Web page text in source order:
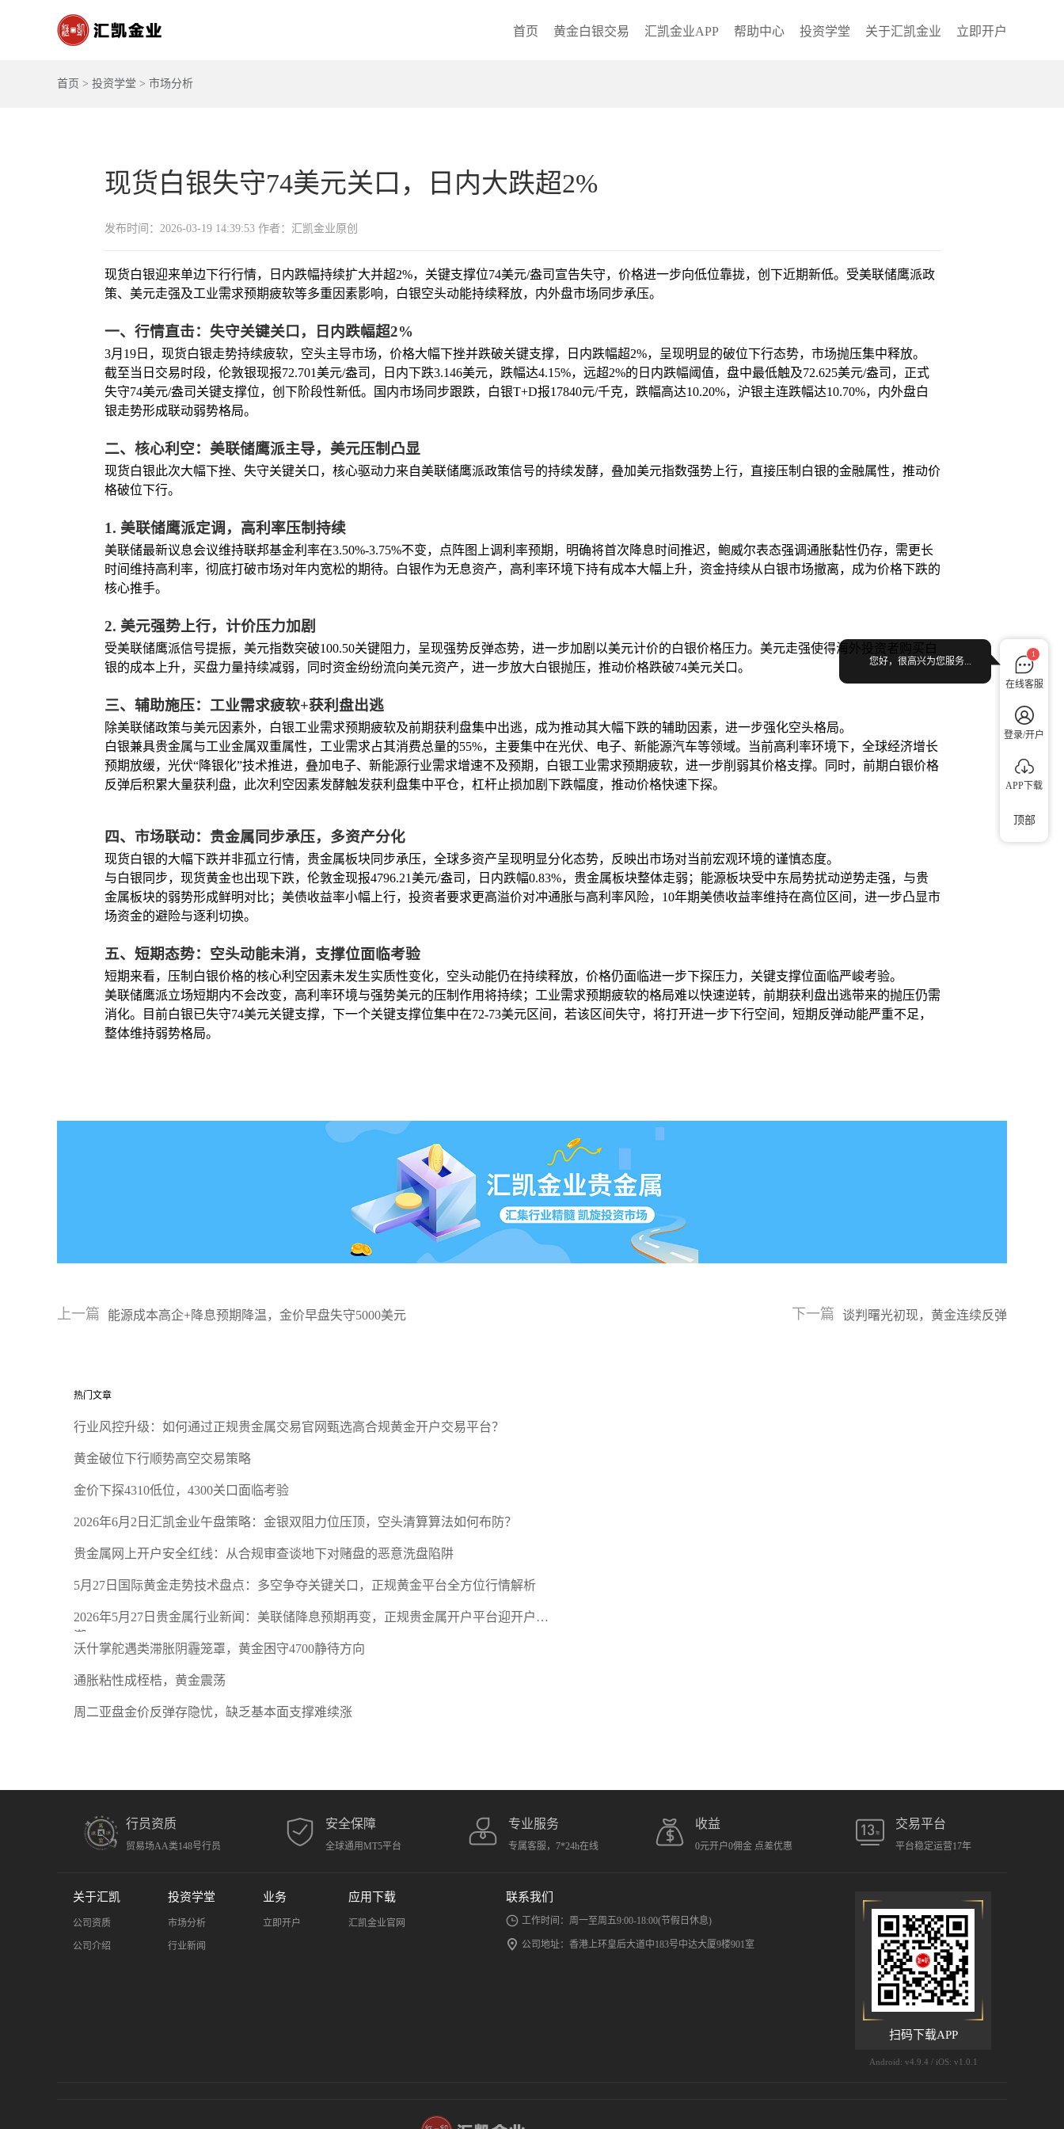
首页 黄金白银交易 汇凯金业APP 帮助中心 投资学堂 关于汇凯金业 立即开户
首页 > 投资学堂 > 市场分析
现货白银失守74美元关口，日内大跌超2%
发布时间：2026-03-19 14:39:53 作者：汇凯金业原创
现货白银迎来单边下行行情，日内跌幅持续扩大并超2%，关键支撑位74美元/盎司宣告失守，价格进一步向低位靠拢，创下近期新低。受美联储鹰派政
策、美元走强及工业需求预期疲软等多重因素影响，白银空头动能持续释放，内外盘市场同步承压。
一、行情直击：失守关键关口，日内跌幅超2%
3月19日，现货白银走势持续疲软，空头主导市场，价格大幅下挫并跌破关键支撑，日内跌幅超2%，呈现明显的破位下行态势，市场抛压集中释放。
截至当日交易时段，伦敦银现报72.701美元/盎司，日内下跌3.146美元，跌幅达4.15%，远超2%的日内跌幅阈值，盘中最低触及72.625美元/盎司，正式
失守74美元/盎司关键支撑位，创下阶段性新低。国内市场同步跟跌，白银T+D报17840元/千克，跌幅高达10.20%，沪银主连跌幅达10.70%，内外盘白
银走势形成联动弱势格局。
二、核心利空：美联储鹰派主导，美元压制凸显
现货白银此次大幅下挫、失守关键关口，核心驱动力来自美联储鹰派政策信号的持续发酵，叠加美元指数强势上行，直接压制白银的金融属性，推动价
格破位下行。
1. 美联储鹰派定调，高利率压制持续
美联储最新议息会议维持联邦基金利率在3.50%-3.75%不变，点阵图上调利率预期，明确将首次降息时间推迟，鲍威尔表态强调通胀黏性仍存，需更长
时间维持高利率，彻底打破市场对年内宽松的期待。白银作为无息资产，高利率环境下持有成本大幅上升，资金持续从白银市场撤离，成为价格下跌的
核心推手。
2. 美元强势上行，计价压力加剧
受美联储鹰派信号提振，美元指数突破100.50关键阻力，呈现强势反弹态势，进一步加剧以美元计价的白银价格压力。美元走强使得海外投资者购买白
银的成本上升，买盘力量持续减弱，同时资金纷纷流向美元资产，进一步放大白银抛压，推动价格跌破74美元关口。
三、辅助施压：工业需求疲软+获利盘出逃
除美联储政策与美元因素外，白银工业需求预期疲软及前期获利盘集中出逃，成为推动其大幅下跌的辅助因素，进一步强化空头格局。
白银兼具贵金属与工业金属双重属性，工业需求占其消费总量的55%，主要集中在光伏、电子、新能源汽车等领域。当前高利率环境下，全球经济增长
预期放缓，光伏“降银化”技术推进，叠加电子、新能源行业需求增速不及预期，白银工业需求预期疲软，进一步削弱其价格支撑。同时，前期白银价格
反弹后积累大量获利盘，此次利空因素发酵触发获利盘集中平仓，杠杆止损加剧下跌幅度，推动价格快速下探。
四、市场联动：贵金属同步承压，多资产分化
现货白银的大幅下跌并非孤立行情，贵金属板块同步承压，全球多资产呈现明显分化态势，反映出市场对当前宏观环境的谨慎态度。
与白银同步，现货黄金也出现下跌，伦敦金现报4796.21美元/盎司，日内跌幅0.83%，贵金属板块整体走弱；能源板块受中东局势扰动逆势走强，与贵
金属板块的弱势形成鲜明对比；美债收益率小幅上行，投资者要求更高溢价对冲通胀与高利率风险，10年期美债收益率维持在高位区间，进一步凸显市
场资金的避险与逐利切换。
五、短期态势：空头动能未消，支撑位面临考验
短期来看，压制白银价格的核心利空因素未发生实质性变化，空头动能仍在持续释放，价格仍面临进一步下探压力，关键支撑位面临严峻考验。
美联储鹰派立场短期内不会改变，高利率环境与强势美元的压制作用将持续；工业需求预期疲软的格局难以快速逆转，前期获利盘出逃带来的抛压仍需
消化。目前白银已失守74美元关键支撑，下一个关键支撑位集中在72-73美元区间，若该区间失守，将打开进一步下行空间，短期反弹动能严重不足，
整体维持弱势格局。
上一篇 能源成本高企+降息预期降温，金价早盘失守5000美元 下一篇 谈判曙光初现，黄金连续反弹
热门文章
行业风控升级：如何通过正规贵金属交易官网甄选高合规黄金开户交易平台？
黄金破位下行顺势高空交易策略
金价下探4310低位，4300关口面临考验
2026年6月2日汇凯金业午盘策略：金银双阻力位压顶，空头清算算法如何布防？
贵金属网上开户安全红线：从合规审查谈地下对赌盘的恶意洗盘陷阱
5月27日国际黄金走势技术盘点：多空争夺关键关口，正规黄金平台全方位行情解析
2026年5月27日贵金属行业新闻：美联储降息预期再变，正规贵金属开户平台迎开户热
潮
沃什掌舵遇类滞胀阴霾笼罩，黄金困守4700静待方向
通胀粘性成桎梏，黄金震荡
周二亚盘金价反弹存隐忧，缺乏基本面支撑难续涨
行员资质
贸易场AA类148号行员
安全保障
全球通用MT5平台
专业服务
专属客服，7*24h在线
收益
0元开户0佣金 点差优惠
交易平台
平台稳定运营17年
关于汇凯
公司资质
公司介绍
投资学堂
市场分析
行业新闻
业务
立即开户
应用下载
汇凯金业官网
联系我们
工作时间：周一至周五9:00-18:00(节假日休息)
公司地址：香港上环皇后大道中183号中达大厦9楼901室
扫码下载APP
Android: v4.9.4 / iOS: v1.0.1
1
在线客服
登录/开户
APP下载
您好，很高兴为您服务...
顶部